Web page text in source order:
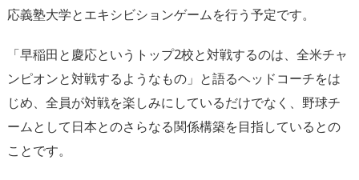
応義塾大学とエキシビションゲームを行う予定です。
「早稲田と慶応というトップ2校と対戦するのは、 全米チャ
ンピオンと対戦するようなもの」 と語るヘッドコーチをは
じめ、 全員が対戦を楽しみにしているだけでなく、 野球チ
ームとして日本とのさらなる関係構築を目指しているとの
こ とです。